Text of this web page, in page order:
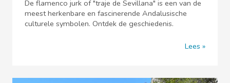
De flamenco jurk of "traje de Sevillana" is een van de
meest herkenbare en fascinerende Andalusische
culturele symbolen. Ontdek de geschiedenis.
Lees